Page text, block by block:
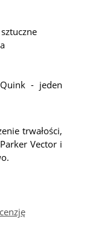
- jeden
trwałości,
Vector i